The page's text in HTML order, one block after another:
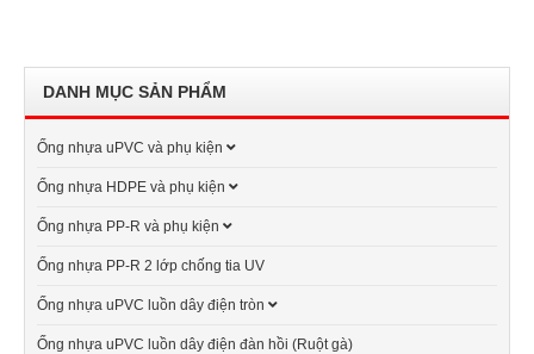
DANH MỤC SẢN PHẨM
Ống nhựa uPVC và phụ kiện
Ống nhựa HDPE và phụ kiện
Ống nhựa PP-R và phụ kiện
Ống nhựa PP-R 2 lớp chống tia UV
Ống nhựa uPVC luồn dây điện tròn
Ống nhựa uPVC luồn dây điện đàn hồi (Ruột gà)